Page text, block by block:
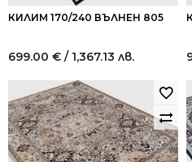
КИЛИМ 170/240 ВЪЛНЕН 805
699.00 € / 1,367.13 лв.